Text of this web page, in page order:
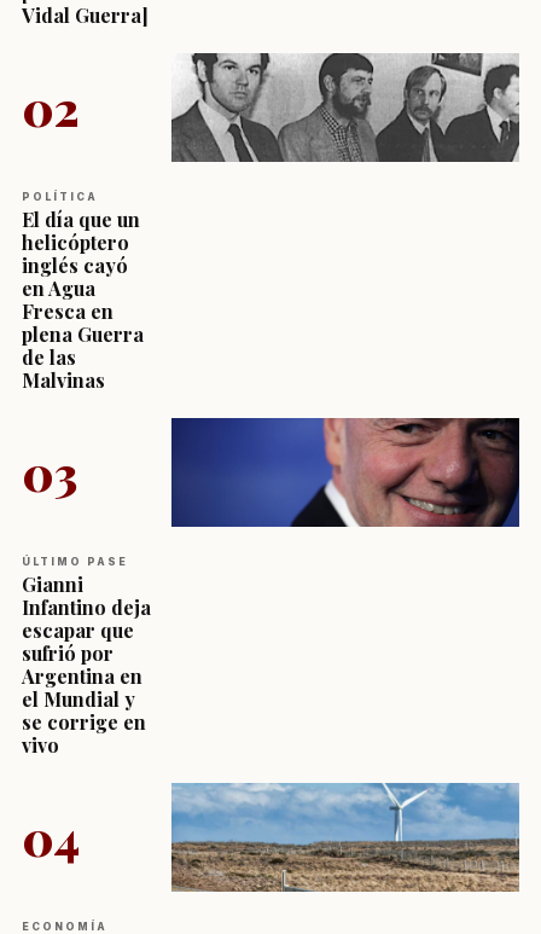
Vidal Guerra]
02
POLÍTICA
El día que un
helicóptero
inglés cayó
en Agua
Fresca en
plena Guerra
de las
Malvinas
03
ÚLTIMO PASE
Gianni
Infantino deja
escapar que
sufrió por
Argentina en
el Mundial y
se corrige en
vivo
04
ECONOMÍA